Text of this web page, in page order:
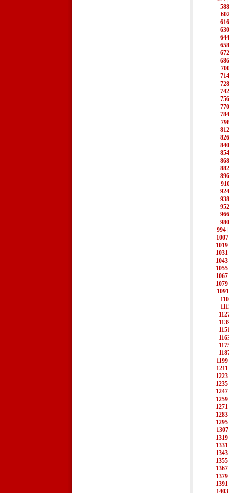
588
616
630
644
658
672
686
714
728
742
756
770
784
812
826
840
854
868
882
896
924
938
952
966
980
994
1007
1019
1031
1043
1055
1067
1079
1091
1199
1211
1223
1235
1247
1259
1271
1283
1295
1307
1319
1331
1343
1355
1367
1379
1391
1403